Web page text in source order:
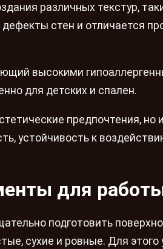
различных текстур,
стен и отличается
высокими
для детских и спален.
предпочтения, но и
устойчивость к
для
подготовить
сухие и ровные. Для этого